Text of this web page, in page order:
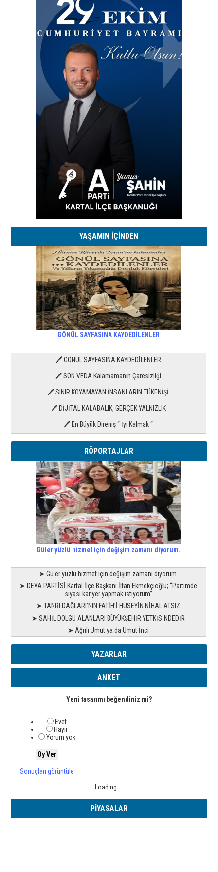
YAŞAMIN İÇİNDEN
GÖNÜL SAYFASINA KAYDEDİLENLER
🖊 GÖNÜL SAYFASINA KAYDEDİLENLER
🖊 SON VEDA Kalamamanın Çaresizliği
🖊 SINIR KOYAMAYAN İNSANLARIN TÜKENİŞİ
🖊 DİJİTAL KALABALIK, GERÇEK YALNIZLIK
🖊 En Büyük Direniş “ İyi Kalmak “
RÖPORTAJLAR
Güler yüzlü hizmet için değişim zamanı diyorum.
➤ Güler yüzlü hizmet için değişim zamanı diyorum.
➤ DEVA PARTİSİ Kartal İlçe Başkanı İltan Ekmekçioğlu; “Partimde
siyasi kariyer yapmak istiyorum”
➤ TANRI DAĞLARI’NIN FATİH’İ HÜSEYİN NİHAL ATSIZ
➤ SAHİL DOLGU ALANLARI BÜYÜKŞEHİR YETKİSİNDEDİR
➤ Ağrılı Umut ya da Umut İnci
YAZARLAR
ANKET
Yeni tasarımı beğendiniz mi?
Evet
Hayır
Yorum yok
Sonuçları görüntüle
Loading ...
PİYASALAR